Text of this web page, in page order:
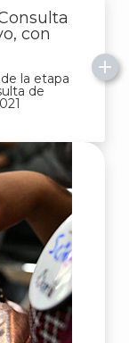
con
la etapa
de